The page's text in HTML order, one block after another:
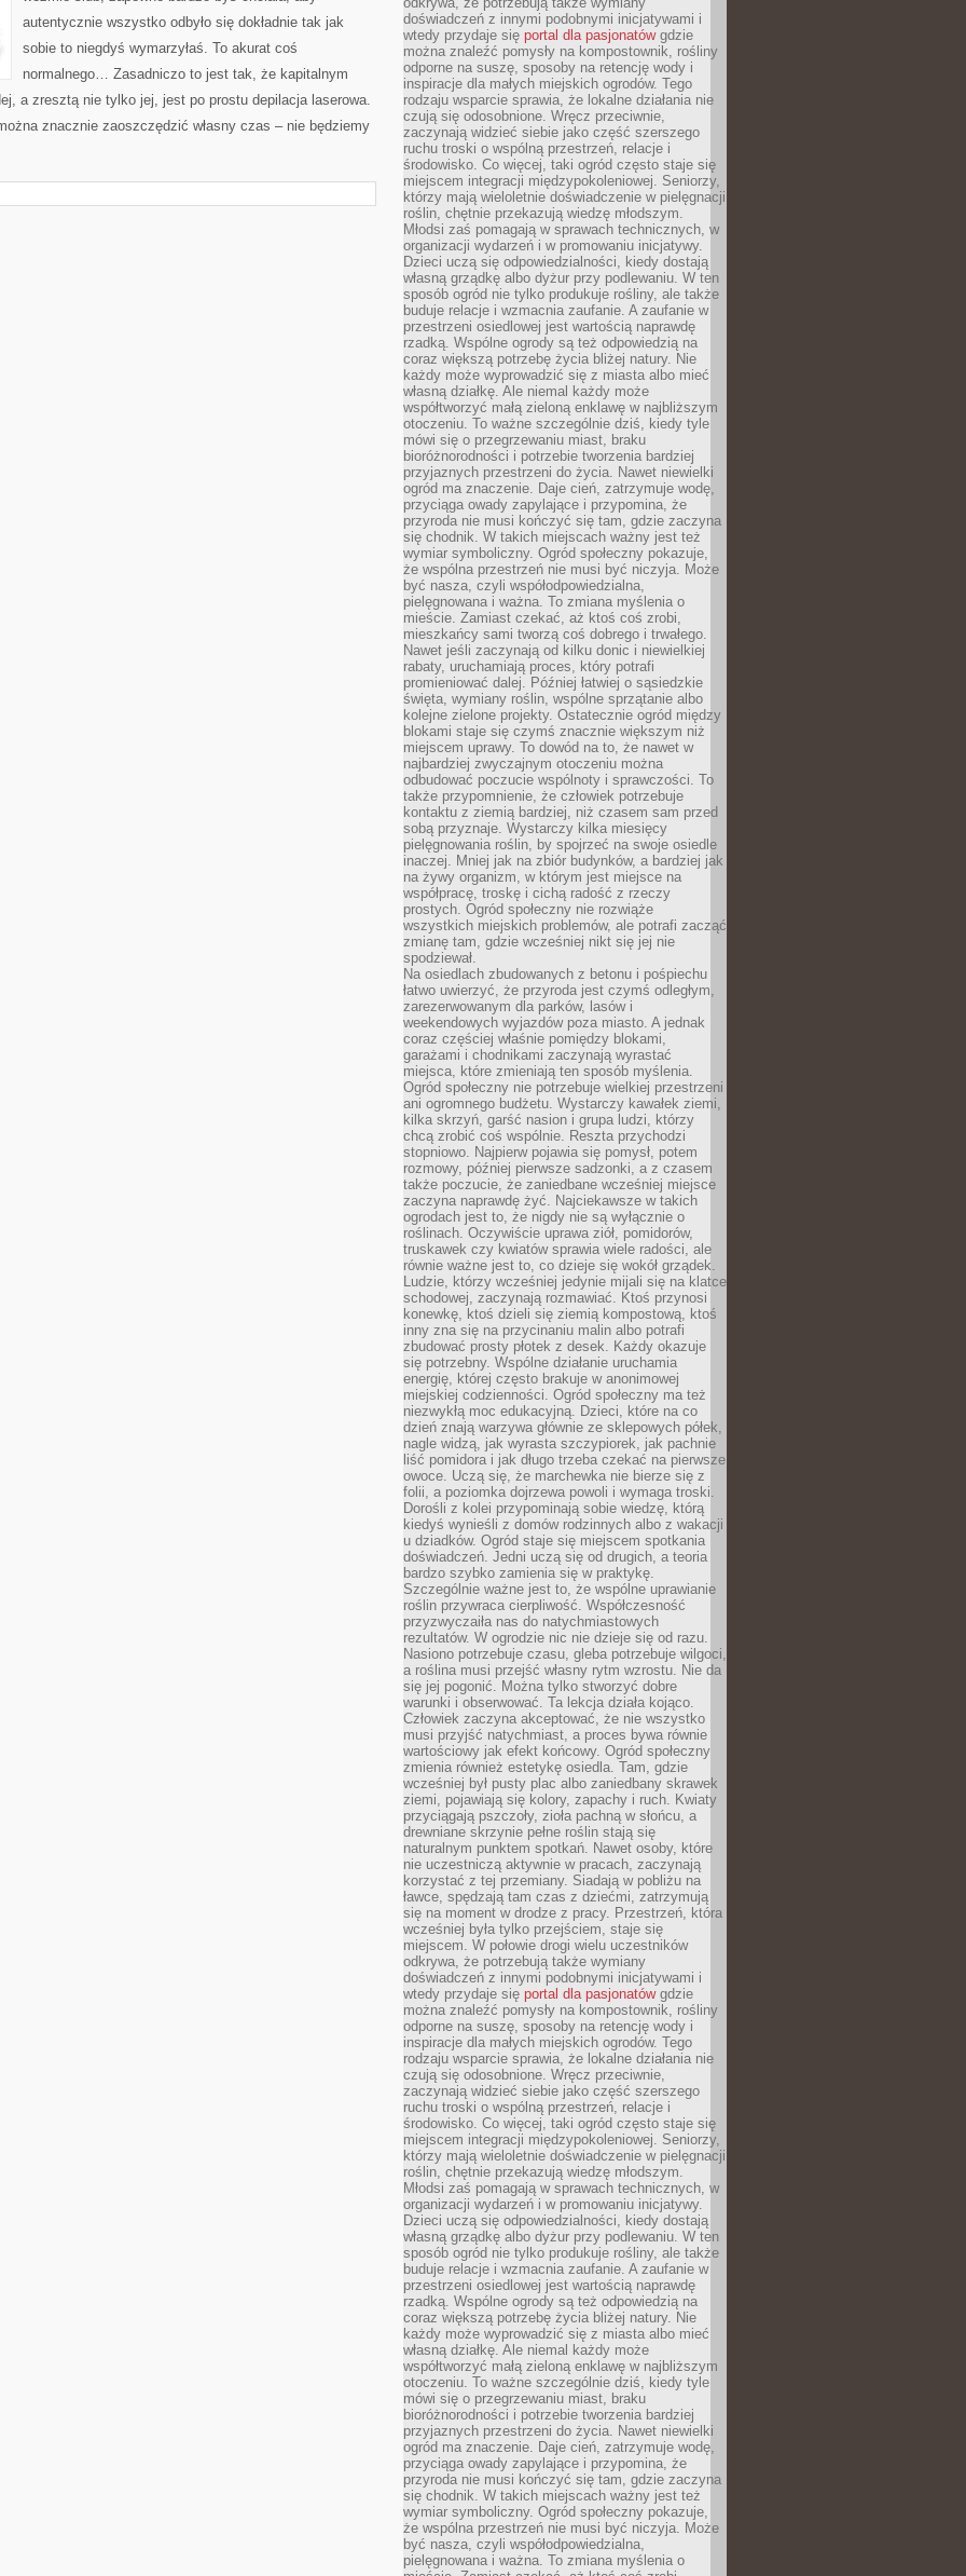
autentycznie wszystko odbyło się dokładnie tak jak
sobie to niegdyś wymarzyłaś. To akurat coś
normalnego… Zasadniczo to jest tak, że kapitalnym
a zresztą nie tylko jej, jest po prostu depilacja laserowa.
znacznie zaoszczędzić własny czas – nie będziemy
doświadczeń z innymi podobnymi inicjatywami i
wtedy przydaje się portal dla pasjonatówgdzie
można znaleźć pomysły na kompostownik, rośliny
odporne na suszę, sposoby na retencję wody i
inspiracje dla małych miejskich ogrodów. Tego
rodzaju wsparcie sprawia, że lokalne działania nie
czują się odosobnione. Wręcz przeciwnie,
zaczynają widzieć siebie jako część szerszego
ruchu troski o wspólną przestrzeń, relacje i
środowisko. Co więcej, taki ogród często staje się
miejscem integracji międzypokoleniowej. Seniorzy,
którzy mają wieloletnie doświadczenie w pielęgnacji
roślin, chętnie przekazują wiedzę młodszym.
Młodsi zaś pomagają w sprawach technicznych, w
organizacji wydarzeń i w promowaniu inicjatywy.
Dzieci uczą się odpowiedzialności, kiedy dostają
własną grządkę albo dyżur przy podlewaniu. W ten
sposób ogród nie tylko produkuje rośliny, ale także
buduje relacje i wzmacnia zaufanie. A zaufanie w
przestrzeni osiedlowej jest wartością naprawdę
rzadką. Wspólne ogrody są też odpowiedzią na
coraz większą potrzebę życia bliżej natury. Nie
każdy może wyprowadzić się z miasta albo mieć
własną działkę. Ale niemal każdy może
współtworzyć małą zieloną enklawę w najbliższym
otoczeniu. To ważne szczególnie dziś, kiedy tyle
mówi się o przegrzewaniu miast, braku
bioróżnorodności i potrzebie tworzenia bardziej
przyjaznych przestrzeni do życia. Nawet niewielki
ogród ma znaczenie. Daje cień, zatrzymuje wodę,
przyciąga owady zapylające i przypomina, że
przyroda nie musi kończyć się tam, gdzie zaczyna
się chodnik. W takich miejscach ważny jest też
wymiar symboliczny. Ogród społeczny pokazuje,
że wspólna przestrzeń nie musi być niczyja. Może
być nasza, czyli współodpowiedzialna,
pielęgnowana i ważna. To zmiana myślenia o
mieście. Zamiast czekać, aż ktoś coś zrobi,
mieszkańcy sami tworzą coś dobrego i trwałego.
Nawet jeśli zaczynają od kilku donic i niewielkiej
rabaty, uruchamiają proces, który potrafi
promieniować dalej. Później łatwiej o sąsiedzkie
święta, wymiany roślin, wspólne sprzątanie albo
kolejne zielone projekty. Ostatecznie ogród między
blokami staje się czymś znacznie większym niż
miejscem uprawy. To dowód na to, że nawet w
najbardziej zwyczajnym otoczeniu można
odbudować poczucie wspólnoty i sprawczości. To
także przypomnienie, że człowiek potrzebuje
kontaktu z ziemią bardziej, niż czasem sam przed
sobą przyznaje. Wystarczy kilka miesięcy
pielęgnowania roślin, by spojrzeć na swoje osiedle
inaczej. Mniej jak na zbiór budynków, a bardziej jak
na żywy organizm, w którym jest miejsce na
współpracę, troskę i cichą radość z rzeczy
prostych. Ogród społeczny nie rozwiąże
wszystkich miejskich problemów, ale potrafi zacząć
zmianę tam, gdzie wcześniej nikt się jej nie
spodziewał.
Na osiedlach zbudowanych z betonu i pośpiechu
łatwo uwierzyć, że przyroda jest czymś odległym,
zarezerwowanym dla parków, lasów i
weekendowych wyjazdów poza miasto. A jednak
coraz częściej właśnie pomiędzy blokami,
garażami i chodnikami zaczynają wyrastać
miejsca, które zmieniają ten sposób myślenia.
Ogród społeczny nie potrzebuje wielkiej przestrzeni
ani ogromnego budżetu. Wystarczy kawałek ziemi,
kilka skrzyń, garść nasion i grupa ludzi, którzy
chcą zrobić coś wspólnie. Reszta przychodzi
stopniowo. Najpierw pojawia się pomysł, potem
rozmowy, później pierwsze sadzonki, a z czasem
także poczucie, że zaniedbane wcześniej miejsce
zaczyna naprawdę żyć. Najciekawsze w takich
ogrodach jest to, że nigdy nie są wyłącznie o
roślinach. Oczywiście uprawa ziół, pomidorów,
truskawek czy kwiatów sprawia wiele radości, ale
równie ważne jest to, co dzieje się wokół grządek.
Ludzie, którzy wcześniej jedynie mijali się na klatce
schodowej, zaczynają rozmawiać. Ktoś przynosi
konewkę, ktoś dzieli się ziemią kompostową, ktoś
inny zna się na przycinaniu malin albo potrafi
zbudować prosty płotek z desek. Każdy okazuje
się potrzebny. Wspólne działanie uruchamia
energię, której często brakuje w anonimowej
miejskiej codzienności. Ogród społeczny ma też
niezwykłą moc edukacyjną. Dzieci, które na co
dzień znają warzywa głównie ze sklepowych półek,
nagle widzą, jak wyrasta szczypiorek, jak pachnie
liść pomidora i jak długo trzeba czekać na pierwsze
owoce. Uczą się, że marchewka nie bierze się z
folii, a poziomka dojrzewa powoli i wymaga troski.
Dorośli z kolei przypominają sobie wiedzę, którą
kiedyś wynieśli z domów rodzinnych albo z wakacji
u dziadków. Ogród staje się miejscem spotkania
doświadczeń. Jedni uczą się od drugich, a teoria
bardzo szybko zamienia się w praktykę.
Szczególnie ważne jest to, że wspólne uprawianie
roślin przywraca cierpliwość. Współczesność
przyzwyczaiła nas do natychmiastowych
rezultatów. W ogrodzie nic nie dzieje się od razu.
Nasiono potrzebuje czasu, gleba potrzebuje wilgoci,
a roślina musi przejść własny rytm wzrostu. Nie da
się jej pogonić. Można tylko stworzyć dobre
warunki i obserwować. Ta lekcja działa kojąco.
Człowiek zaczyna akceptować, że nie wszystko
musi przyjść natychmiast, a proces bywa równie
wartościowy jak efekt końcowy. Ogród społeczny
zmienia również estetykę osiedla. Tam, gdzie
wcześniej był pusty plac albo zaniedbany skrawek
ziemi, pojawiają się kolory, zapachy i ruch. Kwiaty
przyciągają pszczoły, zioła pachną w słońcu, a
drewniane skrzynie pełne roślin stają się
naturalnym punktem spotkań. Nawet osoby, które
nie uczestniczą aktywnie w pracach, zaczynają
korzystać z tej przemiany. Siadają w pobliżu na
ławce, spędzają tam czas z dziećmi, zatrzymują
się na moment w drodze z pracy. Przestrzeń, która
wcześniej była tylko przejściem, staje się
miejscem. W połowie drogi wielu uczestników
odkrywa, że potrzebują także wymiany
doświadczeń z innymi podobnymi inicjatywami i
wtedy przydaje się portal dla pasjonatówgdzie
można znaleźć pomysły na kompostownik, rośliny
odporne na suszę, sposoby na retencję wody i
inspiracje dla małych miejskich ogrodów. Tego
rodzaju wsparcie sprawia, że lokalne działania nie
czują się odosobnione. Wręcz przeciwnie,
zaczynają widzieć siebie jako część szerszego
ruchu troski o wspólną przestrzeń, relacje i
środowisko. Co więcej, taki ogród często staje się
miejscem integracji międzypokoleniowej. Seniorzy,
którzy mają wieloletnie doświadczenie w pielęgnacji
roślin, chętnie przekazują wiedzę młodszym.
Młodsi zaś pomagają w sprawach technicznych, w
organizacji wydarzeń i w promowaniu inicjatywy.
Dzieci uczą się odpowiedzialności, kiedy dostają
własną grządkę albo dyżur przy podlewaniu. W ten
sposób ogród nie tylko produkuje rośliny, ale także
buduje relacje i wzmacnia zaufanie. A zaufanie w
przestrzeni osiedlowej jest wartością naprawdę
rzadką. Wspólne ogrody są też odpowiedzią na
coraz większą potrzebę życia bliżej natury. Nie
każdy może wyprowadzić się z miasta albo mieć
własną działkę. Ale niemal każdy może
współtworzyć małą zieloną enklawę w najbliższym
otoczeniu. To ważne szczególnie dziś, kiedy tyle
mówi się o przegrzewaniu miast, braku
bioróżnorodności i potrzebie tworzenia bardziej
przyjaznych przestrzeni do życia. Nawet niewielki
ogród ma znaczenie. Daje cień, zatrzymuje wodę,
przyciąga owady zapylające i przypomina, że
przyroda nie musi kończyć się tam, gdzie zaczyna
się chodnik. W takich miejscach ważny jest też
wymiar symboliczny. Ogród społeczny pokazuje,
że wspólna przestrzeń nie musi być niczyja. Może
być nasza, czyli współodpowiedzialna,
pielęgnowana i ważna. To zmiana myślenia o